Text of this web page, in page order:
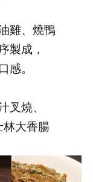
雞、燒鴨
製成，
感。
叉燒、
林大香腸